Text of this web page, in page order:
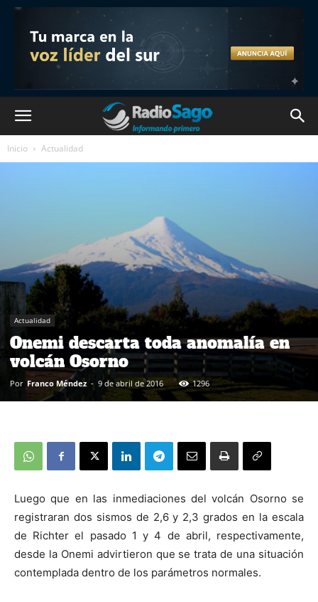
Inicio Actualidad
Actualidad
Onemi descarta toda anomalía en
volcán Osorno
Por Franco Méndez - 9 de abril de 2016 1296
Luego que en las inmediaciones del volcán Osorno se
registraran dos sismos de 2,6 y 2,3 grados en la escala
de Richter el pasado 1 y 4 de abril, respectivamente,
desde la Onemi advirtieron que se trata de una situación
contemplada dentro de los parámetros normales.